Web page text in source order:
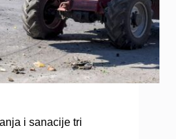
i sanacije tri